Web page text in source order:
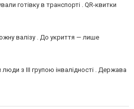
готівку в транспорті . QR-квитки
валізу . До укриття — лише
люди з III групою інвалідності . Держава